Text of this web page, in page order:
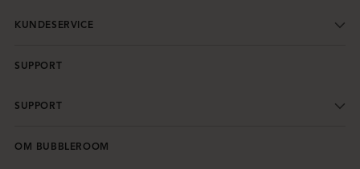
KUNDESERVICE
SUPPORT
SUPPORT
OM BUBBLEROOM